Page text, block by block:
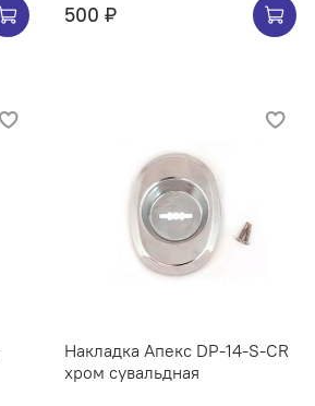
500 ₽
Накладка Апекс DP-14-S-CR
хром сувальдная